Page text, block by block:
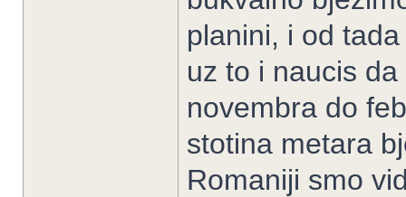
planini, i od
uz to i naucis
novembra do
stotina metara
Romaniji smo